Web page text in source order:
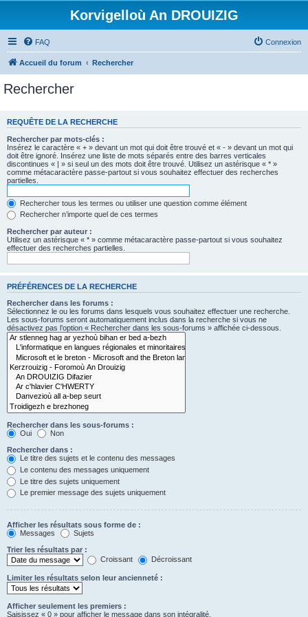
Korvigelloù An DROUIZIG
FAQ Connexion
Accueil du forum Rechercher
Rechercher
REQUÊTE DE LA RECHERCHE
Rechercher par mots-clés :
Insérez le caractère « + » devant un mot qui doit être trouvé et « - » devant un mot qui
doit être ignoré. Insérez une liste de mots séparés entre des barres verticales
discontinues « | » si seul un des mots doit être trouvé. Utilisez un astérisque « * »
comme métacaractère passe-partout si vous souhaitez effectuer des recherches
partielles.
Rechercher tous les termes ou utiliser une question comme élément
Rechercher n’importe quel de ces termes
Rechercher par auteur :
Utilisez un astérisque « * » comme métacaractère passe-partout si vous souhaitez
effectuer des recherches partielles.
PRÉFÉRENCES DE LA RECHERCHE
Rechercher dans les forums :
Sélectionnez le ou les forums dans lesquels vous souhaitez effectuer une recherche.
Les sous-forums seront automatiquement inclus dans la recherche si vous ne
désactivez pas l’option « Rechercher dans les sous-forums » affichée ci-dessous.
Rechercher dans les sous-forums :
Oui
Non
Rechercher dans :
Le titre des sujets et le contenu des messages
Le contenu des messages uniquement
Le titre des sujets uniquement
Le premier message des sujets uniquement
Afficher les résultats sous forme de :
Messages
Sujets
Trier les résultats par :
Croissant
Décroissant
Limiter les résultats selon leur ancienneté :
Afficher seulement les premiers :
Saisissez « 0 » pour afficher le message dans son intégralité.